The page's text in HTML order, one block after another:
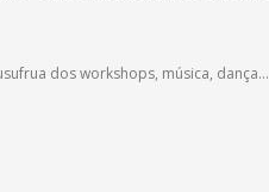
dos workshops, música, dança…